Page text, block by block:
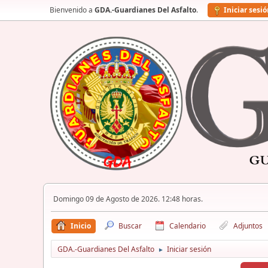
Bienvenido a GDA.-Guardianes Del Asfalto. Iniciar
Domingo 09 de Agosto de 2026. 12:48 horas.
Inicio Buscar Calendario Adjuntos
GDA.-Guardianes Del Asfalto ► Iniciar sesión